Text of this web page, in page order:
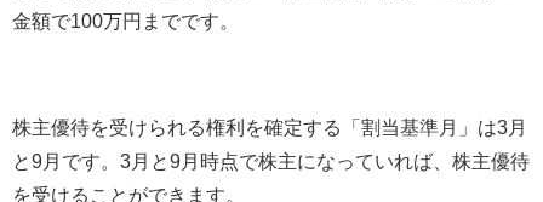
金額で100万円までです。
株主優待を受けられる権利を確定する「割当基準月」は3月
と9月です。3月と9月時点で株主になっていれば、株主優待
を受けることができます。